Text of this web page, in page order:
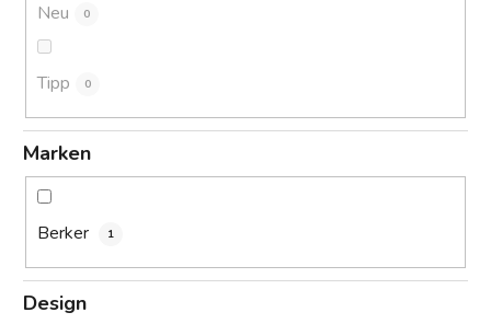
Neu 0
Tipp 0
Marken
Berker 1
Design